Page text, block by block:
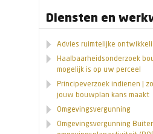
Diensten en
Advies ruimtelijke
Haalbaarheidsonderzoek
mogelijk is op uw perceel
Principeverzoek indienen |
jouw bouwplan kans maakt
Omgevingsvergunning
Omgevingsvergunning